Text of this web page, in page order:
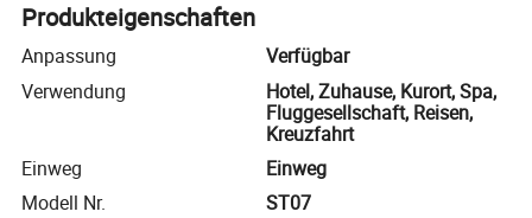
Produkteigenschaften
Anpassung
Verfügbar
Verwendung
Hotel, Zuhause, Kurort, Spa,
Fluggesellschaft, Reisen,
Kreuzfahrt
Einweg
Einweg
Modell Nr.
ST07